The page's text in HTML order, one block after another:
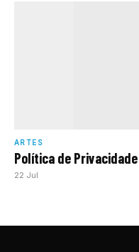
ARTES
Política de Privacidade
22 Jul